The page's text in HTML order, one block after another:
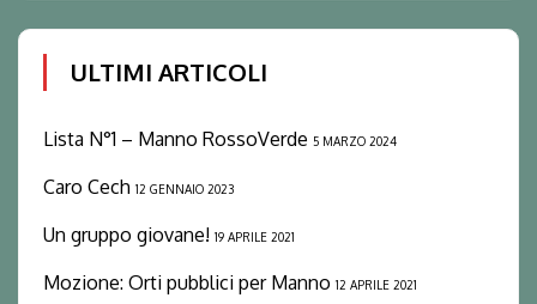
ULTIMI ARTICOLI
Lista N°1 – Manno RossoVerde 5 MARZO 2024
Caro Cech 12 GENNAIO 2023
Un gruppo giovane! 19 APRILE 2021
Mozione: Orti pubblici per Manno 12 APRILE 2021